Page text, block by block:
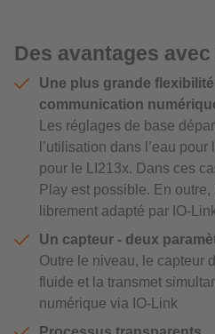
Des avantages
Une plus grande
communication
Les réglages de base
l’utilisation dans l’eau
pour le LI213x. Dans ces
Play est possible. En
librement adapté par IO-
Un capteur - deux
Outre le niveau, le capteur
fluide et la transmet
numérique via IO-Link